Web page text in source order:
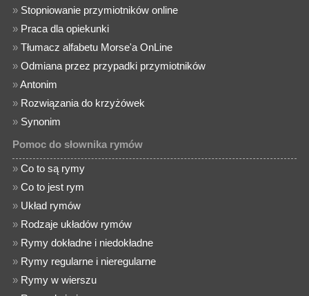
» Stopniowanie przymiotników online
» Praca dla opiekunki
»Tłumacz alfabetu Morse'a OnLine
»Odmiana przez przypadki przymiotników
»Antonim
» Rozwiązania do krzyżówek
» Synonim
Pomoc do słownika rymów
»Co to są rymy
»Co to jest rym
» Układ rymów
» Rodzaje układów rymów
» Rymy dokładne i niedokładne
» Rymy regularne i nieregularne
» Rymy w wierszu